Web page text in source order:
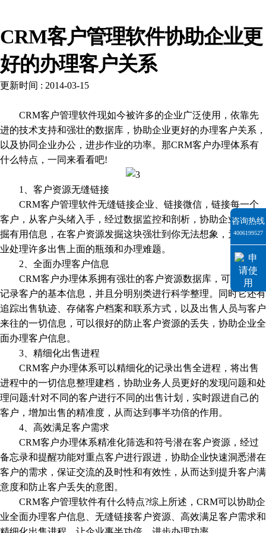
CRM客户管理软件协助企业更
好的办理客户关系
更新时间 : 2014-03-15
CRM客户管理软件现如今被许多的企业广泛使用，依靠先
进的技术支持和强壮的数据库，协助企业更好的办理客户关系，
以及协同企业办公，进步作业的功率。那CRM客户办理体系有
什么特点，一同来看看吧!
1、客户资源无缝链接
CRM客户管理软件无缝链接企业、链接微信，链接每一个
客户，从客户头绪入手，经过数据监控和剖析，协助企业人员发
掘有用信息，在客户资源发掘这块强壮到你无法想象，为许多企
业处理许多出售上面的瓶颈和办理难题。
2、全面办理客户信息
CRM客户办理体系拥有强壮的客户资源数据库，可以快速
记录客户的基本信息，并且分明别类进行科学整理。同时它还有
追踪出售轨迹、存储客户档案和联系方式，以及出售人员与客户
来往的一切信息，可以很好的防止客户资源的丢失，协助企业全
面办理客户信息。
3、精细化出售进程
CRM客户办理体系可以精细化的记录出售全进程，将出售
进程中的一切信息整理建档，协助业务人员更好的发现问题和处
理问题;针对不同的客户进行不同的出售计划，实时跟进自己的
客户，增加出售的精准度，从而达到事半功倍的作用。
4、高效满足客户需求
CRM客户办理体系精准化筛选和符号潜在客户资源，经过
备忘录和提醒功能对重点客户进行跟进，协助企业快速洞悉潜在
客户的需求，保证交流的及时性和有效性，从而达到提升客户满
意度和防止客户丢失的意图。
CRM客户管理软件有什么特点?综上所述，CRM可以协助企
业全面办理客户信息、无缝链接客户资源、高效满足客户需求和
咨询热线
4006199527